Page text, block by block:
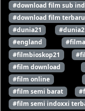
#download film sub
#download film terbaru
#dunia21
#england
#filmbioskop21
#film download
#film online
#film semi barat
#film semi indoxxi